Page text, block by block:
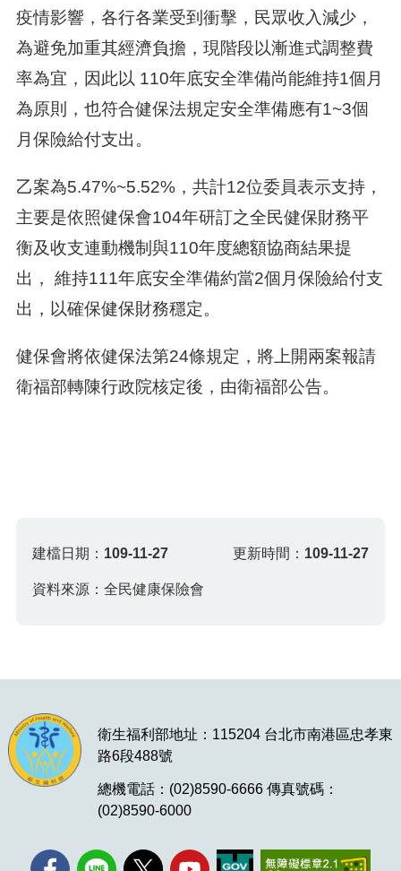
疫情影響，各行各業受到衝擊，民眾收入減少，
為避免加重其經濟負擔，現階段以漸進式調整費
率為宜，因此以 110年底安全準備尚能維持1個月
為原則，也符合健保法規定安全準備應有1~3個
月保險給付支出。
乙案為5.47%~5.52%，共計12位委員表示支持，
主要是依照健保會104年研訂之全民健保財務平
衡及收支連動機制與110年度總額協商結果提
出， 維持111年底安全準備約當2個月保險給付支
出，以確保健保財務穩定。
健保會將依健保法第24條規定，將上開兩案報請
衛福部轉陳行政院核定後，由衛福部公告。
建檔日期： 109-11-27 更新時間： 109-11-27
資料來源：全民健康保險會
衛生福利部地址：115204 台北市南港區忠孝東
路6段488號
總機電話：(02)8590-6666 傳真號碼：
(02)8590-6000